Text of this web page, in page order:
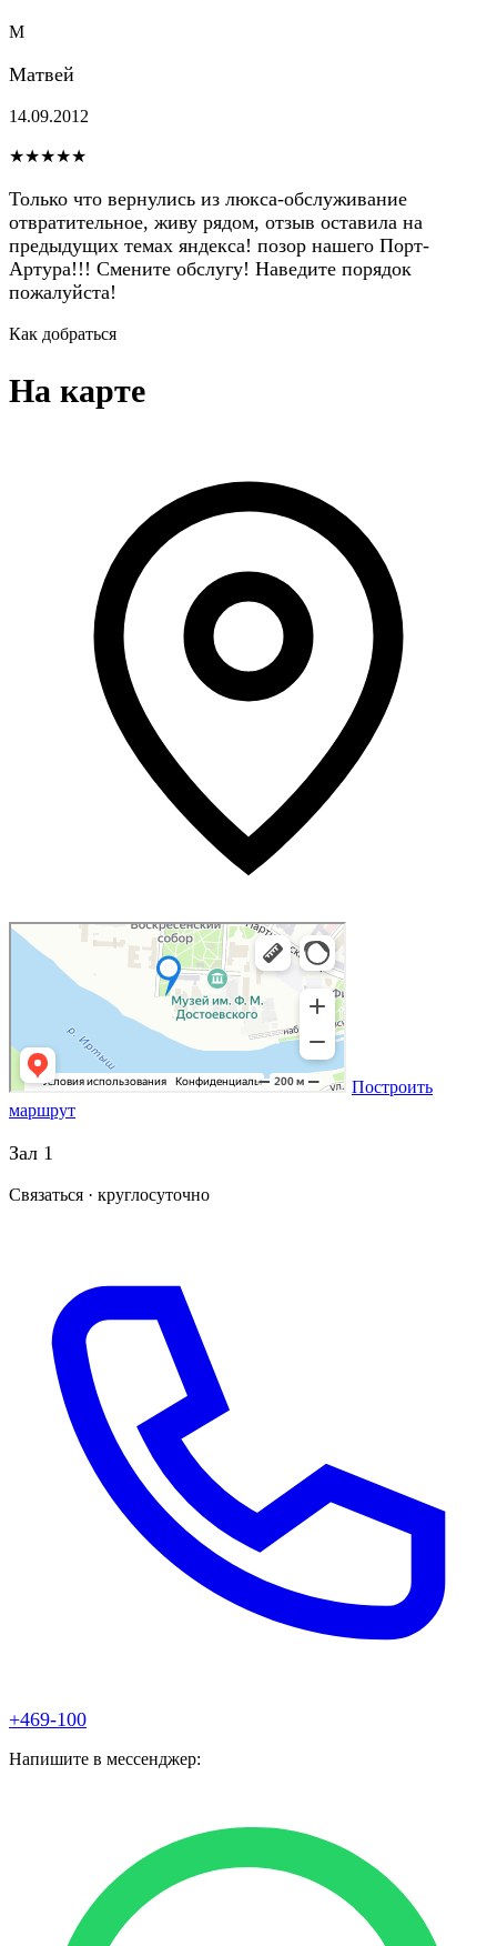
М
Матвей
14.09.2012
★★★★★
Только что вернулись из люкса-обслуживание
отвратительное, живу рядом, отзыв оставила на
предыдущих темах яндекса! позор нашего Порт-
Артура!!! Смените обслугу! Наведите порядок
пожалуйста!
Как добраться
На карте
Построить
маршрут
Зал 1
Связаться · круглосуточно
+469-100
Напишите в мессенджер: